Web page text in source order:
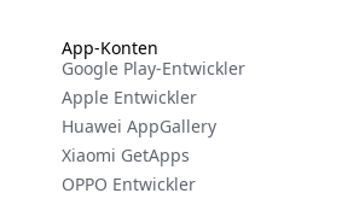
App-Konten
Google Play-Entwickler
Apple Entwickler
Huawei AppGallery
Xiaomi GetApps
OPPO Entwickler